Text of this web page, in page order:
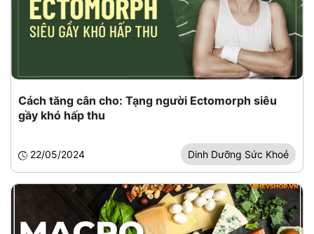
Cách tăng cân cho: Tạng người Ectomorph siêu
gầy khó hấp thu
22/05/2024 Dinh Dưỡng Sức Khoẻ